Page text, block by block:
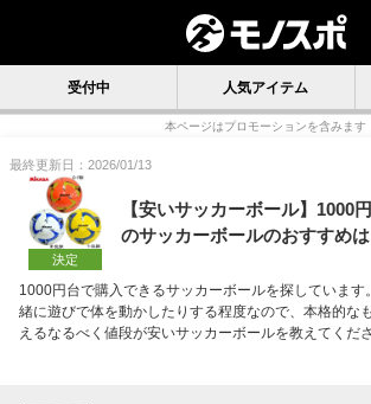
受付中 人気アイテム
本ページはプロモーションを含みます
最終更新日：2026/01/13
決定
【安いサッカーボール】1000
のサッカーボールのおすすめは
1000円台で購入できるサッカーボールを探しています
緒に遊びで体を動かしたりする程度なので、本格的な
えるなるべく値段が安いサッカーボールを教えてくださ